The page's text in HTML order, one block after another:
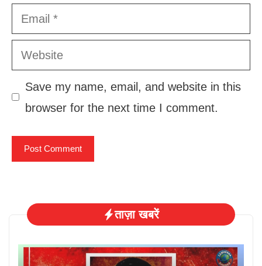
Email
Website
Save my name, email, and website in this
browser for the next time I comment.
ताज़ा खबरें